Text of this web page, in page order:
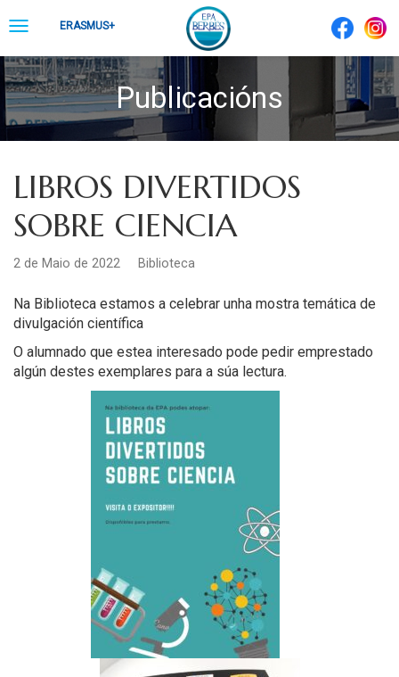
to ToggleERASMUS+
Publicacións
LIBROS DIVERTIDOS
SOBRE CIENCIA
2 de Maio de 2022 Biblioteca
Na Biblioteca estamos a celebrar unha mostra temática de
divulgación científica
O alumnado que estea interesado pode pedir emprestado
algún destes exemplares para a súa lectura.